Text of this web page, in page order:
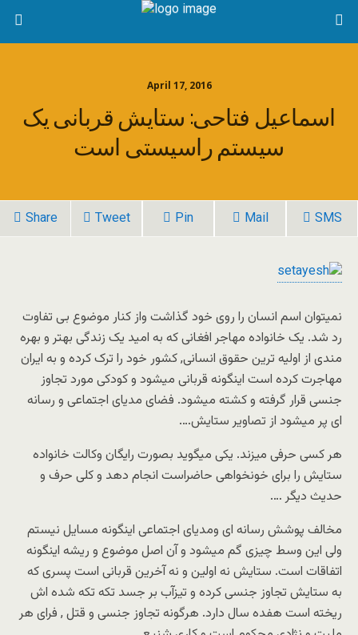
April 17, 2016
اسماعیل فتاحی: ستایش قربانی یک
سیستم راسیستی است
Share Tweet Pin Mail SMS
نمیتوان اسم انسان را روی خود گذاشت واز کنار موضوع بی تفاوت
رد شد. یک خانواده مهاجر افغانی که به امید یک زندگی بهتر و بهره
مندی از اولیه ترین حقوق انسانی, کشور خود را ترک کرده و به ایران
مهاجرت کرده است اینگونه قربانی میشود و کودکی مورد تجاوز
جنسی قرار گرفته و کشته میشود. فضای مدیای اجتماعی و رسانه
ای پر میشود از تصاویر ستایش….
هر کسی حرفی میزند. یکی میگوید بصورت رایگان وکالت خانواده
ستایش را برای خونخواهی حاضراست انجام دهد و کلی حرف و
حدیث دیگر ….
مخالف پوشش رسانه ای ومدیای اجتماعی اینگونه مسایل نیستم
ولی این وسط چیزی گم میشود و آن اصل موضوع و ریشه اینگونه
اتفاقات است. ستایش نه اولین و نه آخرین قربانی است پسری که
به ستایش تجاوز جنسی کرده و تیزآب بر جسد تکه تکه شده اش
ریخته است هفده سال دارد. هرگونه تجاوز جنسی و قتل , فرای هر